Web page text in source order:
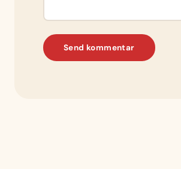
Send kommentar